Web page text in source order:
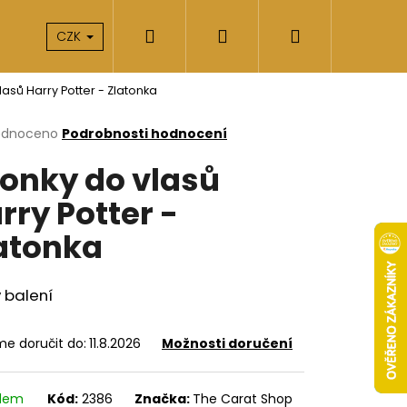
O nás
CZK Přihlášení
Harry Potter - Zlatonka
Podrobnosti hodnocení
do vlasů
Potter -
balení
doručit do: 11.8.2026 Možnosti doručení
Kód: 2386 Značka: The Carat Shop
Následující